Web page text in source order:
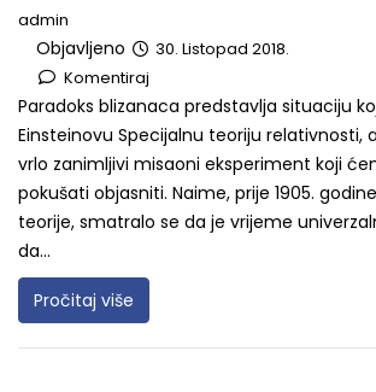
admin
Objavljeno
30. Listopad 2018.
Komentiraj
Paradoks blizanaca predstavlja situaciju
Einsteinovu Specijalnu teoriju relativnosti,
vrlo zanimljivi misaoni eksperiment koji
pokušati objasniti. Naime, prije 1905.
teorije, smatralo se da je vrijeme
da...
Pročitaj više